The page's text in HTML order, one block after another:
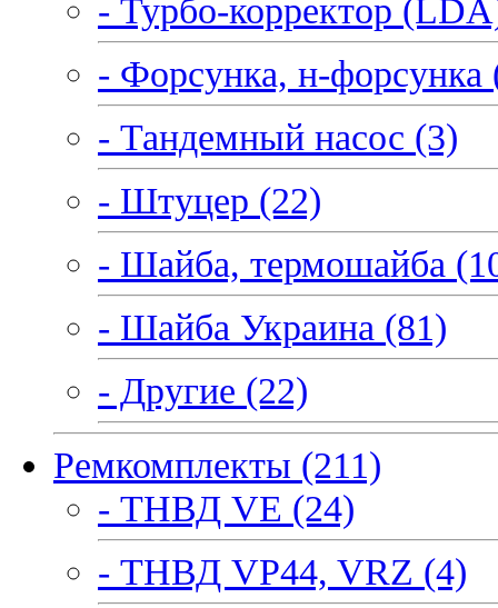
- Турбо-корректор
- Форсунка, н-форсунка
- Тандемный насос (3)
- Штуцер (22)
- Шайба, термошайба
- Шайба Украина (81)
- Другие (22)
Ремкомплекты (211)
- ТНВД VE (24)
- ТНВД VP44, VRZ (4)